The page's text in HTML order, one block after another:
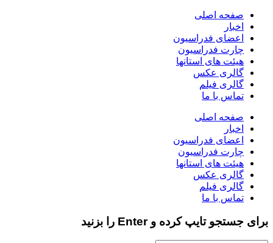
صفحه اصلی
اخبار
اعضای فدراسیون
چارت فدراسیون
هیئت های استانها
گالری عکس
گالری فیلم
تماس با ما
صفحه اصلی
اخبار
اعضای فدراسیون
چارت فدراسیون
هیئت های استانها
گالری عکس
گالری فیلم
تماس با ما
برای جستجو تایپ کرده و Enter را بزنید